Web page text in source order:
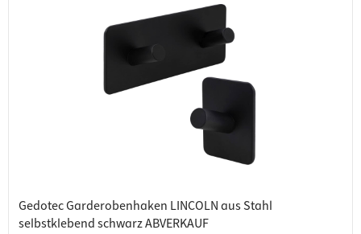
Gedotec Garderobenhaken LINCOLN aus Stahl
selbstklebend schwarz ABVERKAUF